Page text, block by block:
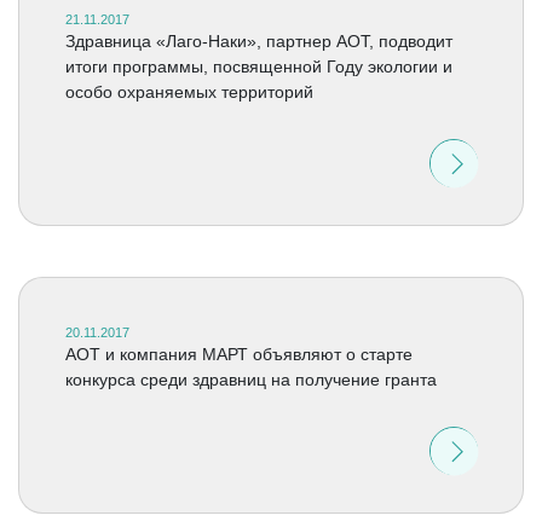
21.11.2017
Здравница «Лаго-Наки», партнер АОТ, подводит
итоги программы, посвященной Году экологии и
особо охраняемых территорий
20.11.2017
АОТ и компания МАРТ объявляют о старте
конкурса среди здравниц на получение гранта